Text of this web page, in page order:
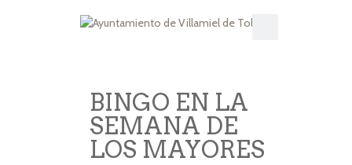
BINGO EN LA
SEMANA DE
LOS MAYORES